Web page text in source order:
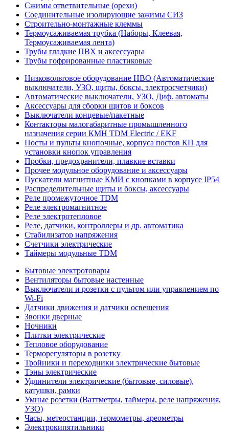
Сжимы ответвительные (орехи)
Соединительные изолирующие зажимы СИЗ
Строительно-монтажные клеммы
Термоусаживаемая трубка (Наборы, Клеевая,
Термоусаживаемая лента)
Трубы гладкие ПВХ и аксессуары
Трубы гофрированные пластиковые
Низковольтовое оборудование НВО (Автоматические
выключатели, УЗО, щиты, боксы, электросчетчики)
Автоматические выключатели, УЗО, Диф. автоматы
Аксессуары для сборки щитов и боксов
Выключатели концевые/пакетные
Контакторы малогабаритные промышленного
назначения серии КМН TDM Electric / EKF
Посты и пульты кнопочные, корпуса постов КП для
установки кнопок управления
Пробки, предохранители, плавкие вставки
Прочее модульное оборудование и аксессуары
Пускатели магнитные КМИ с кнопками в корпусе IP54
Распределительные щиты и боксы, аксессуары
Реле промежуточное TDM
Реле электромагнитное
Реле электротепловое
Реле, датчики, контроллеры и др. автоматика
Стабилизатор напряжения
Счетчики электрические
Таймеры модульные TDM
Бытовые электротовары
Вентиляторы бытовые настенные
Выключатели и розетки с пультом или управлением по
Wi-Fi
Датчики движения и датчики освещения
Звонки дверные
Ночники
Плитки электрические
Тепловое оборудование
Терморегуляторы в розетку
Тройники и переходники электрические бытовые
Тэны электрические
Удлинители электрические (бытовые, силовые),
катушки, рамки
Умные розетки (Ваттметры, таймеры, реле напряжения,
УЗО)
Часы, метеостанции, термометры, ареометры
Электрокипятильники